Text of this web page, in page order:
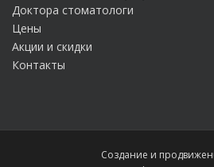
Доктора стоматологи
Цены
Акции и скидки
Контакты
Создание и